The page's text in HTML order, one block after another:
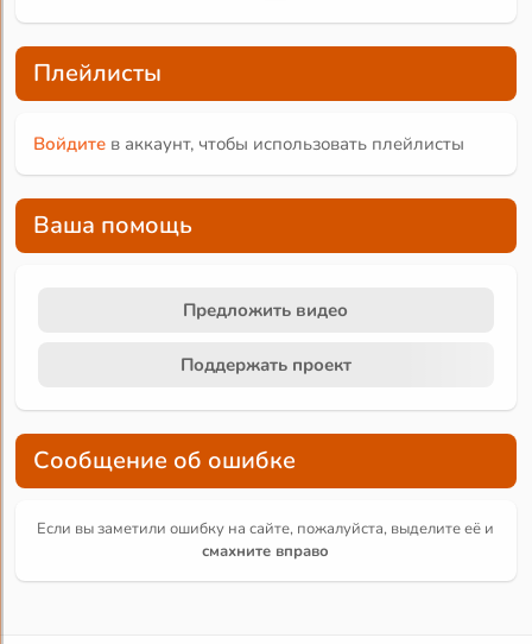
Плейлисты
Войдите в аккаунт, чтобы использовать плейлисты
Ваша помощь
Предложить видео
Поддержать проект
Сообщение об ошибке
Если вы заметили ошибку на сайте, пожалуйста, выделите её и
смахните вправо